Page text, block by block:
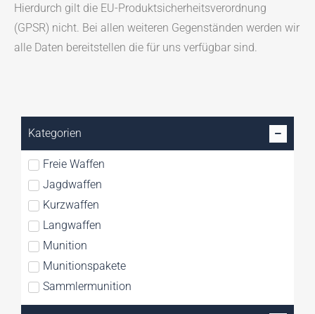
Hierdurch gilt die EU-Produktsicherheitsverordnung
(GPSR) nicht. Bei allen weiteren Gegenständen werden wir
alle Daten bereitstellen die für uns verfügbar sind.
Kategorien
Freie Waffen
Jagdwaffen
Kurzwaffen
Langwaffen
Munition
Munitionspakete
Sammlermunition
Signalwaffen